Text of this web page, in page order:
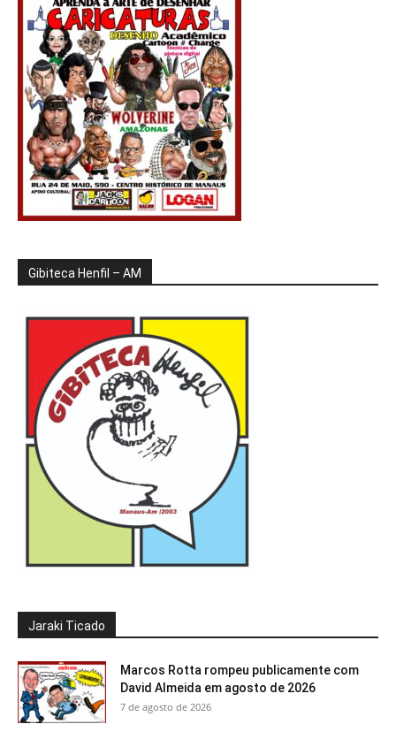
Gibiteca Henfil – AM
Jaraki Ticado
Marcos Rotta rompeu publicamente com
David Almeida em agosto de 2026
7 de agosto de 2026